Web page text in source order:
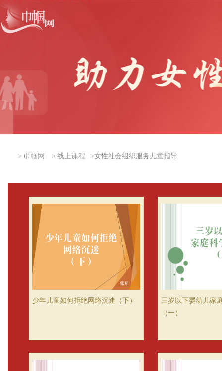
> 巾帼网 > 线上课程 >女性社会组织服务儿童指导
少年儿童如何拒绝网络沉迷（下）
三岁以下婴幼儿家
（一）